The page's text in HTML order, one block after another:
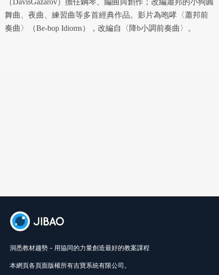
（DavisGazarov） 擔任鋼琴、編曲與創作；改編蕭邦的小狗圓
舞曲、夜曲、練習曲等多首經典作品。影片為咆哮〈蕭邦前
奏曲〉（Be-bop Idioms），改編自〈降b小調前奏曲〉。
洞悉教材趨勢－用協同的力量創造最好的教案課程
本網頁各頁面版權所有吉寶系統有限公司。